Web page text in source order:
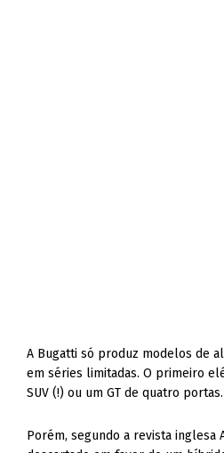
A Bugatti só produz modelos de
em séries limitadas. O primeiro
SUV (!) ou um GT de quatro portas.
Porém, segundo a revista inglesa